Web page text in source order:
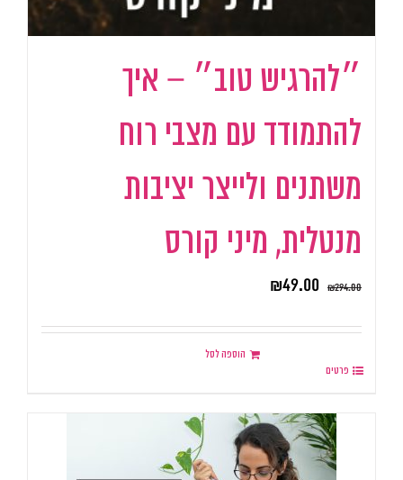
״להרגיש טוב״ – איך
להתמודד עם מצבי רוח
משתנים ולייצר יציבות
מנטלית, מיני קורס
₪294.00
₪49.00
הוספה לסל
פרטים